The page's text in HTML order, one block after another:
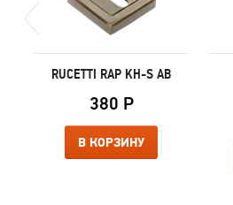
RUCETTI RAP KH-S AB
380 Р
В КОРЗИНУ